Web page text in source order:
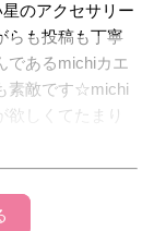
のアクセサリー
も投稿も丁寧
であるmichiカエ
素敵です☆michi
欲しくてたまり
) （どうでもい
時に、まるで爪
ぶくれジェルネ